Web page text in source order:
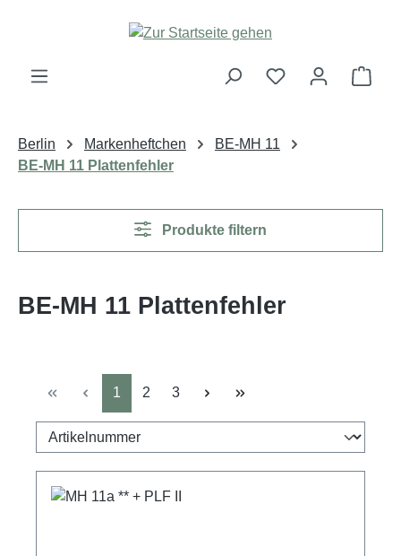
Zum Hauptinhalt springen
Berlin Markenheftchen
BE-MH 11
BE-MH 11 Plattenfehler
Produkte filtern
BE-MH 11 Plattenfehler
Seite
1 Seite
2 Seite
3